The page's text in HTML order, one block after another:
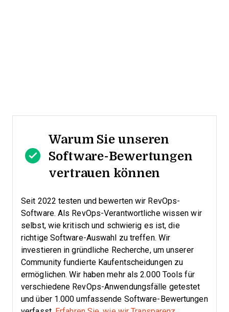
Warum Sie unseren
Software-Bewertungen
vertrauen können
Seit 2022 testen und bewerten wir RevOps-
Software. Als RevOps-Verantwortliche wissen wir
selbst, wie kritisch und schwierig es ist, die
richtige Software-Auswahl zu treffen. Wir
investieren in gründliche Recherche, um unserer
Community fundierte Kaufentscheidungen zu
ermöglichen. Wir haben mehr als 2.000 Tools für
verschiedene RevOps-Anwendungsfälle getestet
und über 1.000 umfassende Software-Bewertungen